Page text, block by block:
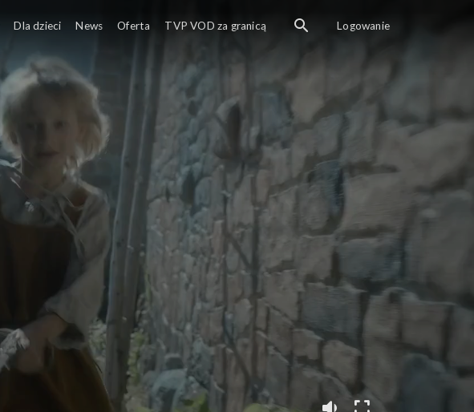
Dla dzieci News Oferta TVP VOD za granicą Logowanie